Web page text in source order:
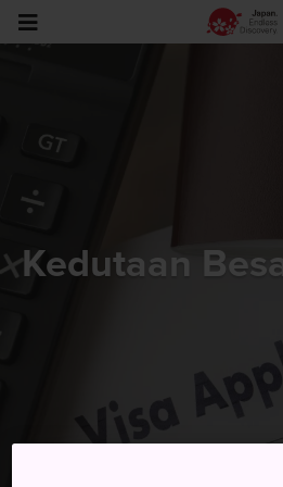
Kedutaan